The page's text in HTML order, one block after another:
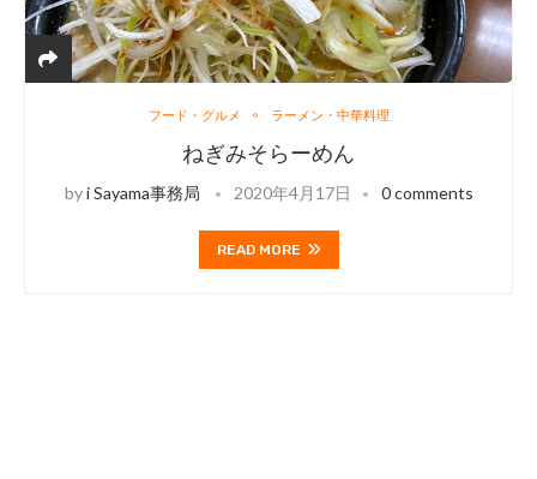
フード・グルメ ラーメン・中華料理
ねぎみそらーめん
byi Sayama事務局 2020年4月17日 0 comments
READ MORE